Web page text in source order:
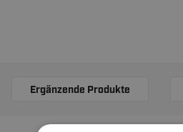
Ergänzende Produkte